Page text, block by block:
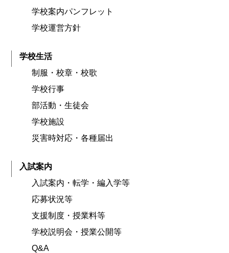
学校案内パンフレット
学校運営方針
学校生活
制服・校章・校歌
学校行事
部活動・生徒会
学校施設
災害時対応・各種届出
入試案内
入試案内・転学・編入学等
応募状況等
支援制度・授業料等
学校説明会・授業公開等
Q&A